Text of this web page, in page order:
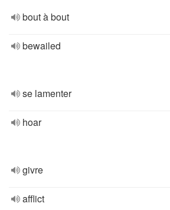
bout à bout
bewailed
se lamenter
hoar
givre
afflict